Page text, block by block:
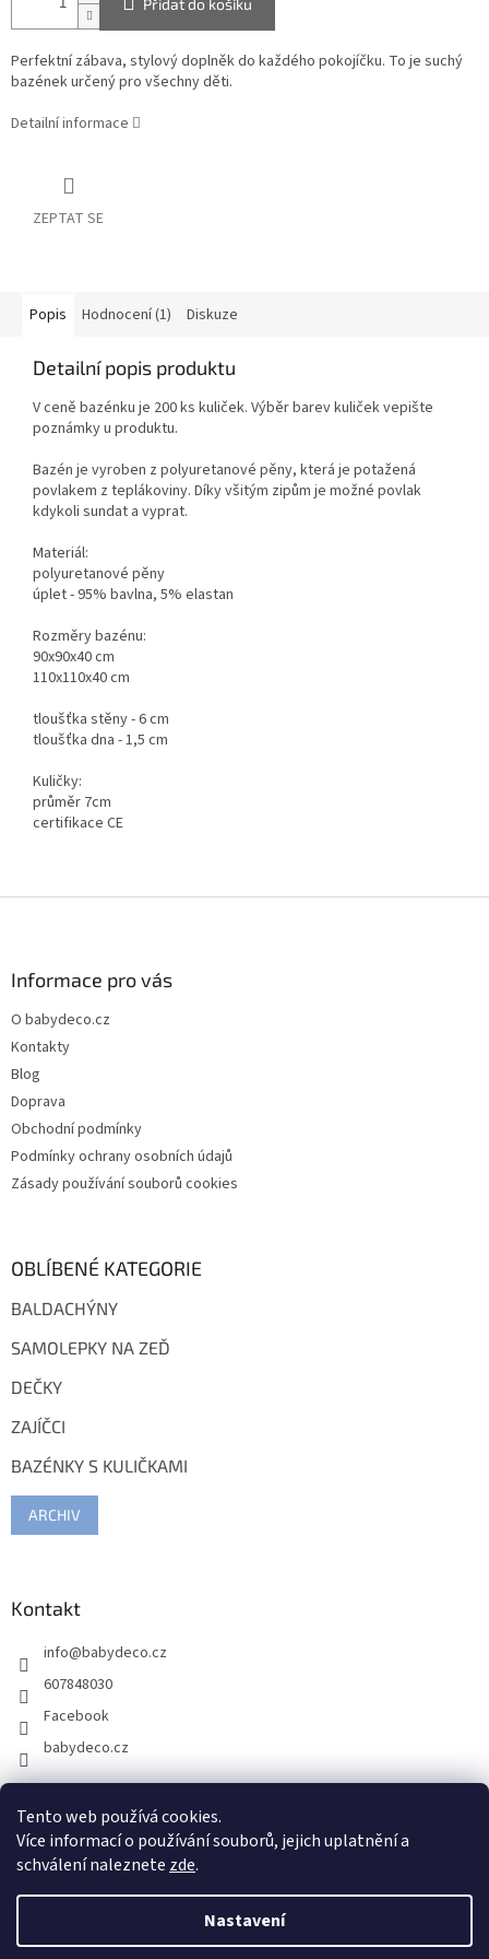
Tento web používá cookies.
Více informací o používání souborů, jejich uplatnění a
schválení naleznete zde.
Nastavení
Přidat do košíku
Perfektní zábava, stylový doplněk do každého pokojíčku. To je suchý
bazének určený pro všechny děti.
Detailní informace
ZEPTAT SE
Popis Hodnocení (1) Diskuze
Detailní popis produktu
V ceně bazénku je 200 ks kuliček. Výběr barev kuliček vepište
poznámky u produktu.
Bazén je vyroben z polyuretanové pěny, která je potažená
povlakem z teplákoviny. Díky všitým zipům je možné povlak
kdykoli sundat a vyprat.
Materiál:
polyuretanové pěny
úplet - 95% bavlna, 5% elastan
Rozměry bazénu:
90x90x40 cm
110x110x40 cm
tloušťka stěny - 6 cm
tloušťka dna - 1,5 cm
Kuličky:
průměr 7cm
certifikace CE
Informace pro vás
O babydeco.cz
Kontakty
Blog
Doprava
Obchodní podmínky
Podmínky ochrany osobních údajů
Zásady používání souborů cookies
OBLÍBENÉ KATEGORIE
BALDACHÝNY
SAMOLEPKY NA ZEĎ
DEČKY
ZAJÍČCI
BAZÉNKY S KULIČKAMI
ARCHIV
Kontakt
info@babydeco.cz
607848030
Facebook
babydeco.cz
Vytvořil Shoptet